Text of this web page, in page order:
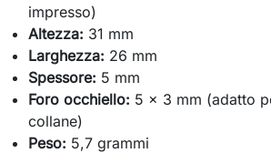
impresso)
Altezza: 31 mm
Larghezza: 26 mm
Spessore: 5 mm
Foro occhiello: 5 x 3 mm (adatto
collane)
Peso: 5,7 grammi